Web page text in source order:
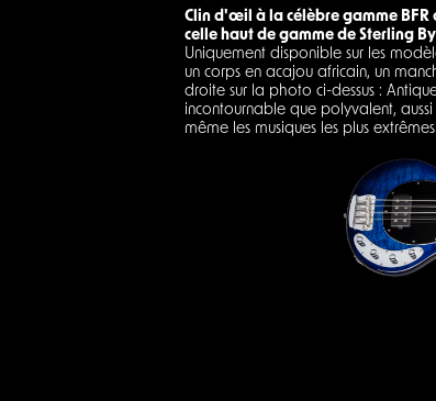
Clin d'œil à la célèbre gamme BFR
celle haut de gamme de Sterling
Uniquement disponible sur les
un corps en acajou africain, un
droite sur la photo ci-dessus :
incontournable que polyvalent,
même les musiques les plus